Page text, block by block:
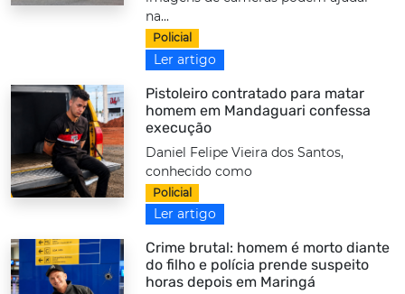
na...
Policial
Ler artigo
Pistoleiro contratado para matar
homem em Mandaguari confessa
execução
Daniel Felipe Vieira dos Santos,
conhecido como
Policial
Ler artigo
Crime brutal: homem é morto diante
do filho e polícia prende suspeito
horas depois em Maringá